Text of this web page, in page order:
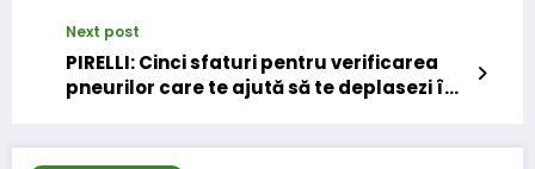
Next post
PIRELLI: Cinci sfaturi pentru verificarea
pneurilor care te ajută să te deplasezi în